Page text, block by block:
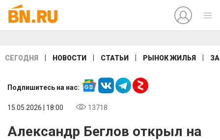
СЕГОДНЯ НОВОСТИ СТАТЬИ РЫНОК ЖИЛЬЯ
Подпишитесь на нас:
15.05.2026 | 18:00 13718
Александр Беглов открыл на